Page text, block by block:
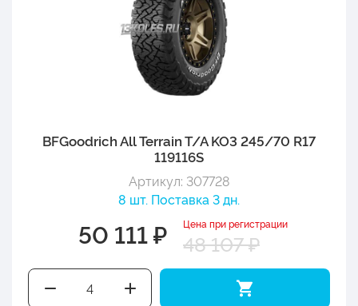
BFGoodrich All Terrain T/A KO3 245/70 R17
119116S
Артикул: 307728
8 шт. Поставка 3 дн.
50 111 ₽ Цена при регистрации
48 107 ₽